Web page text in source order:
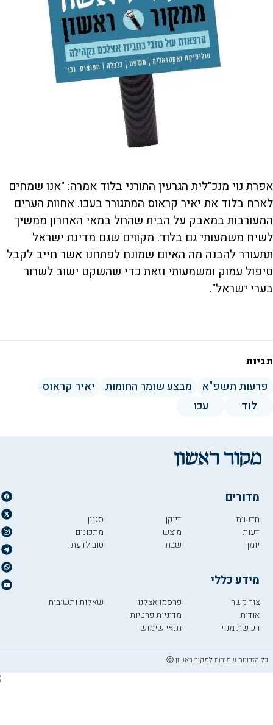
אפרת נוי מנכ"לית הגרעין התורני בלוד אמרה: "אנו שמחים
לארח בלוד את יאיר קראוס המתגורר בעכו. אחוות הערים
המעורבות במאבק על הבית שהחל במאי האחרון ממשיך
לשיח משמעותי גם בלוד. מקווים שגם מדינת ישראל
תתעורר להבנה מה האיום שמונח לפתחנו אשר חייב לקבל
טיפול עמוק ומשמעותי וזאת כדי שהשקט ישוב לשרור
בערי ישראל".
תגיות
פרעות תשפ"א מבצע שומר החומות
יאיר קראוס
לוד
עכו
מדורים
חדשות
דעות
יומן
דיוקן
מוצש
שבת
סגנון
מתכונים
טוב לדעת
מידע כללי
צור קשר
אודות
רכישת מנוי
פרסמו אצלנו
מדיניות פרטיות
תנאי שימוש
שאלות ותשובות
כל הזכויות שמורות למקור ראשון ⓒ